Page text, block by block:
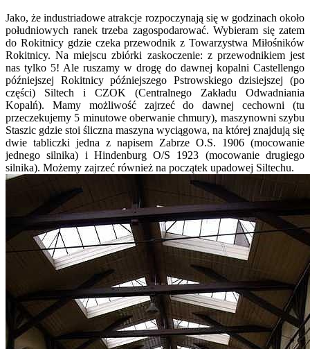
Jako, że industriadowe atrakcje rozpoczynają się w godzinach około
południowych ranek trzeba zagospodarować. Wybieram się zatem
do Rokitnicy gdzie czeka przewodnik z Towarzystwa Miłośników
Rokitnicy. Na miejscu zbiórki zaskoczenie: z przewodnikiem jest
nas tylko 5! Ale ruszamy w drogę do dawnej kopalni Castellengo
późniejszej Rokitnicy późniejszego Pstrowskiego dzisiejszej (po
części) Siltech i CZOK (Centralnego Zakładu Odwadniania
Kopalń). Mamy możliwość zajrzeć do dawnej cechowni (tu
przeczekujemy 5 minutowe oberwanie chmury), maszynowni szybu
Staszic gdzie stoi śliczna maszyna wyciągowa, na której znajdują się
dwie tabliczki jedna z napisem Zabrze O.S. 1906 (mocowanie
jednego silnika) i Hindenburg O/S 1923 (mocowanie drugiego
silnika). Możemy zajrzeć również na początek upadowej Siltechu.